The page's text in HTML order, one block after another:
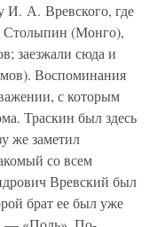
И. А. Вревского, где
Столыпин (Монго),
заезжали сюда и
Воспоминания
с которым
Траскин был здесь
же заметил
со всем
Вревский был
брат ее был уже